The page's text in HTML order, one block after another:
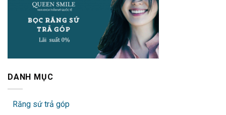
DANH MỤC
Răng sứ trả góp